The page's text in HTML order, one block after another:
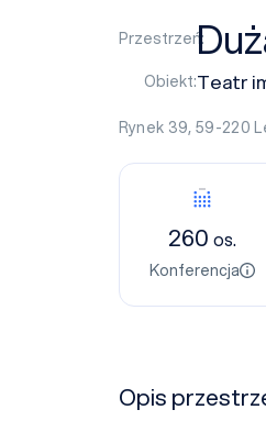
Przestrzeń:
Obiekt:Teatr
Rynek 39, 59-220
260os.
Konferencja
Opis